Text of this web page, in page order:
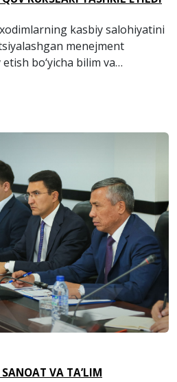
xodimlarning kasbiy salohiyatini
menejment
bo‘yicha bilim va
maqsadida “ISO
ISO 45001:2018 va ISO
tizimi menejeri”
kurslari o‘tkazildi.
VA TA’LIM